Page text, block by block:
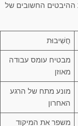
ההיבטים החשובים של
חֲשִׁיבוּת
מבטיח עומס עבודה
מאוזן
מונע מתח של הרגע
האחרון
משפר את המיקוד